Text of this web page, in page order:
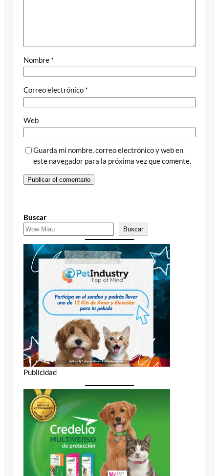
Nombre *
Correo electrónico *
Web
Guarda mi nombre, correo electrónico y web en
este navegador para la próxima vez que comente.
Buscar
Buscar
Publicidad